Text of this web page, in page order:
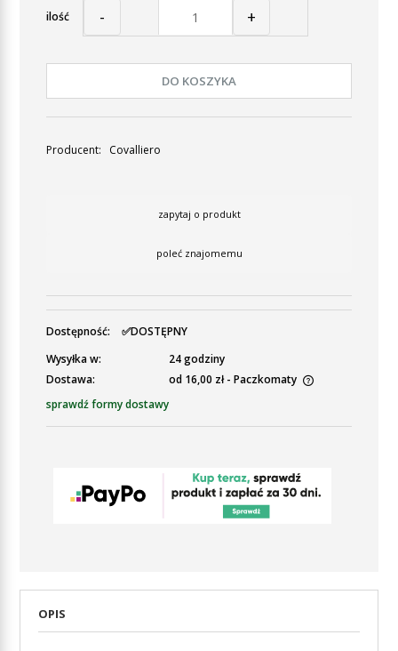
ilość - +
DO KOSZYKA
Producent: Covalliero
zapytaj o produkt
poleć znajomemu
Dostępność:
✅DOSTĘPNY
Wysyłka w:
24 godziny
Dostawa:
od 16,00 zł - Paczkomaty
Cena nie zawiera ewentualnych kosztów płatności
sprawdź formy dostawy
OPIS